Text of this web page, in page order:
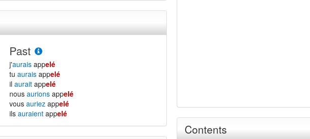
Past
j'aurais appelé
tuaurais appelé
ilaurait appelé
nousaurions appelé
vousauriez appelé
ilsauraient appelé
Contents